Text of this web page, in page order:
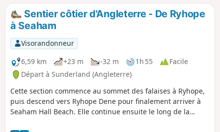
Sentier côtier d'Angleterre - De Ryhope
à Seaham
Visorandonneur
6,59 km
+23 m -32 m 1h 55
Facile
Départ à Sunderland (Angleterre)
Cette section commence au sommet des falaises à Ryhope,
puis descend vers Ryhope Dene pour finalement arriver à
Seaham Hall Beach. Elle continue ensuite le long de la